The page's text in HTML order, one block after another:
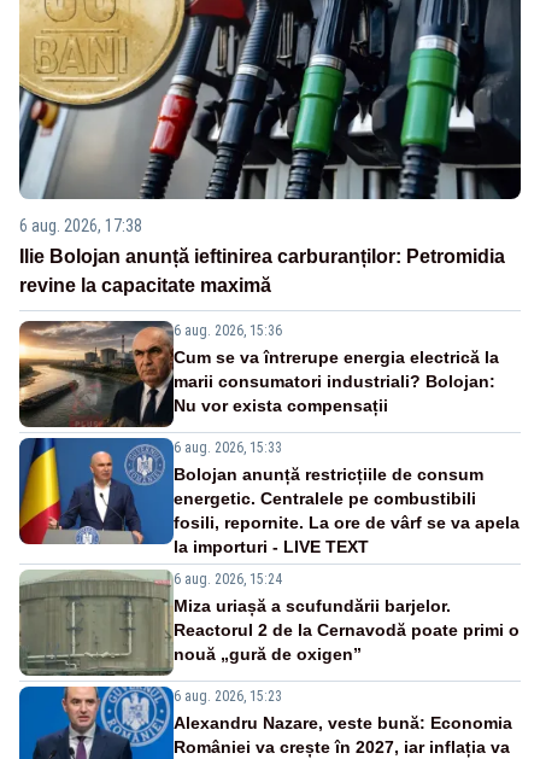
6 aug. 2026, 17:38
Ilie Bolojan anunță ieftinirea carburanților: Petromidia
revine la capacitate maximă
6 aug. 2026, 15:36
Cum se va întrerupe energia electrică la
marii consumatori industriali? Bolojan:
Nu vor exista compensații
6 aug. 2026, 15:33
Bolojan anunță restricțiile de consum
energetic. Centralele pe combustibili
fosili, repornite. La ore de vârf se va apela
la importuri - LIVE TEXT
6 aug. 2026, 15:24
Miza uriașă a scufundării barjelor.
Reactorul 2 de la Cernavodă poate primi o
nouă „gură de oxigen”
6 aug. 2026, 15:23
Alexandru Nazare, veste bună: Economia
României va crește în 2027, iar inflația va